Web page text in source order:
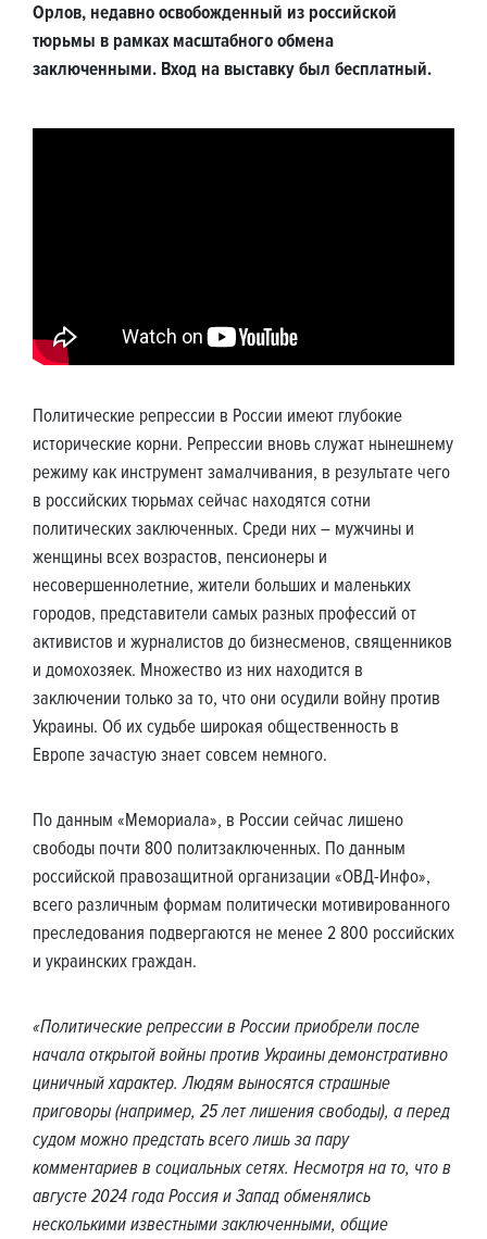
Орлов, недавно освобожденный из российской
тюрьмы в рамках масштабного обмена
заключенными. Вход на выставку был бесплатный.
Политические репрессии в России имеют глубокие
исторические корни. Репрессии вновь служат нынешнему
режиму как инструмент замалчивания, в результате чего
в российских тюрьмах сейчас находятся сотни
политических заключенных. Среди них – мужчины и
женщины всех возрастов, пенсионеры и
несовершеннолетние, жители больших и маленьких
городов, представители самых разных профессий от
активистов и журналистов до бизнесменов, священников
и домохозяек. Множество из них находится в
заключении только за то, что они осудили войну против
Украины. Об их судьбе широкая общественность в
Европе зачастую знает совсем немного.
По данным «Мемориала», в России сейчас лишено
свободы почти 800 политзаключенных. По данным
российской правозащитной организации «ОВД-Инфо»,
всего различным формам политически мотивированного
преследования подвергаются не менее 2 800 российских
и украинских граждан.
«Политические репрессии в России приобрели после
начала открытой войны против Украины демонстративно
циничный характер. Людям выносятся страшные
приговоры (например, 25 лет лишения свободы), а перед
судом можно предстать всего лишь за пару
комментариев в социальных сетях. Несмотря на то, что в
августе 2024 года Россия и Запад обменялись
несколькими известными заключенными, общие